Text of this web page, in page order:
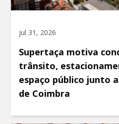
jul 31, 2026
Supertaça motiva
trânsito,
espaço público junto
de Coimbra